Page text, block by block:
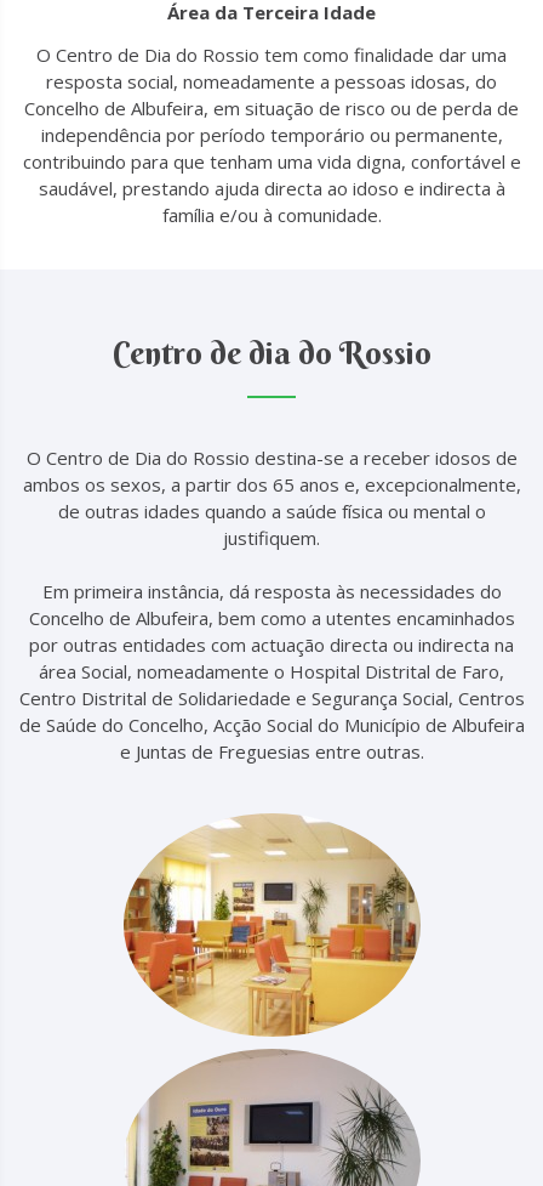
Área da Terceira Idade
O Centro de Dia do Rossio tem como finalidade dar uma
resposta social, nomeadamente a pessoas idosas, do
Concelho de Albufeira, em situação de risco ou de perda de
independência por período temporário ou permanente,
contribuindo para que tenham uma vida digna, confortável e
saudável, prestando ajuda directa ao idoso e indirecta à
família e/ou à comunidade.
Centro de dia do Rossio
O Centro de Dia do Rossio destina-se a receber idosos de
ambos os sexos, a partir dos 65 anos e, excepcionalmente,
de outras idades quando a saúde física ou mental o
justifiquem.
Em primeira instância, dá resposta às necessidades do
Concelho de Albufeira, bem como a utentes encaminhados
por outras entidades com actuação directa ou indirecta na
área Social, nomeadamente o Hospital Distrital de Faro,
Centro Distrital de Solidariedade e Segurança Social, Centros
de Saúde do Concelho, Acção Social do Município de Albufeira
e Juntas de Freguesias entre outras.